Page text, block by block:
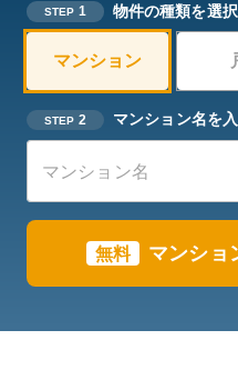
STEP 1 物件の種類を選
マンション
STEP 2 マンション名を
無料 マンショ